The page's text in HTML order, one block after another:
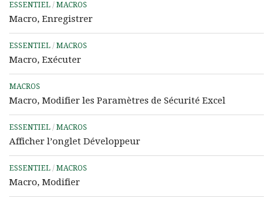
ESSENTIEL / MACROS
Macro, Enregistrer
ESSENTIEL / MACROS
Macro, Exécuter
MACROS
Macro, Modifier les Paramètres de Sécurité Excel
ESSENTIEL / MACROS
Afficher l’onglet Développeur
ESSENTIEL / MACROS
Macro, Modifier